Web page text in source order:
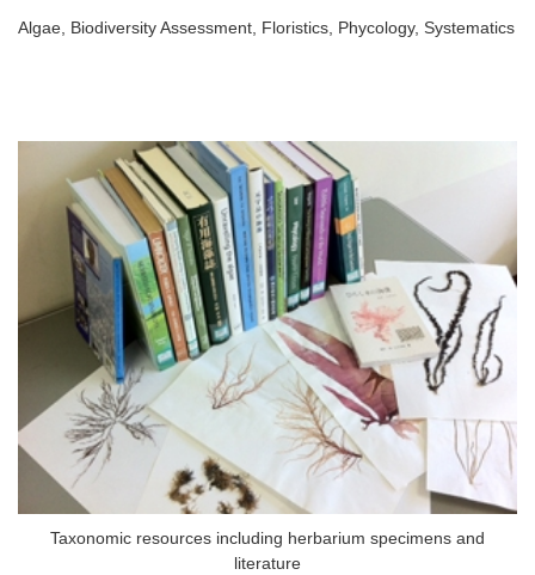
Algae, Biodiversity Assessment, Floristics, Phycology, Systematics
Taxonomic resources including herbarium specimens and
literature